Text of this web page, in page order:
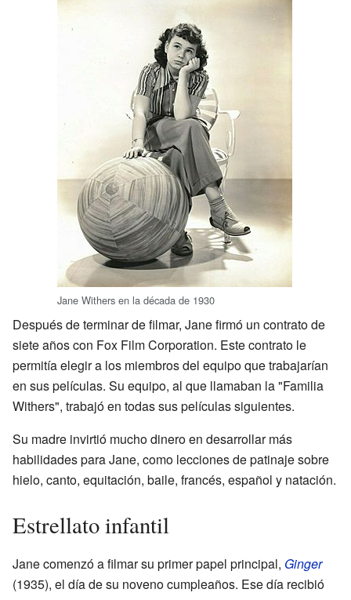
Jane Withers en la década de 1930
Después de terminar de filmar, Jane firmó un contrato de
siete años con Fox Film Corporation. Este contrato le
permitía elegir a los miembros del equipo que trabajarían
en sus películas. Su equipo, al que llamaban la "Familia
Withers", trabajó en todas sus películas siguientes.
Su madre invirtió mucho dinero en desarrollar más
habilidades para Jane, como lecciones de patinaje sobre
hielo, canto, equitación, baile, francés, español y natación.
Estrellato infantil
Jane comenzó a filmar su primer papel principal, Ginger
(1935), el día de su noveno cumpleaños. Ese día recibió